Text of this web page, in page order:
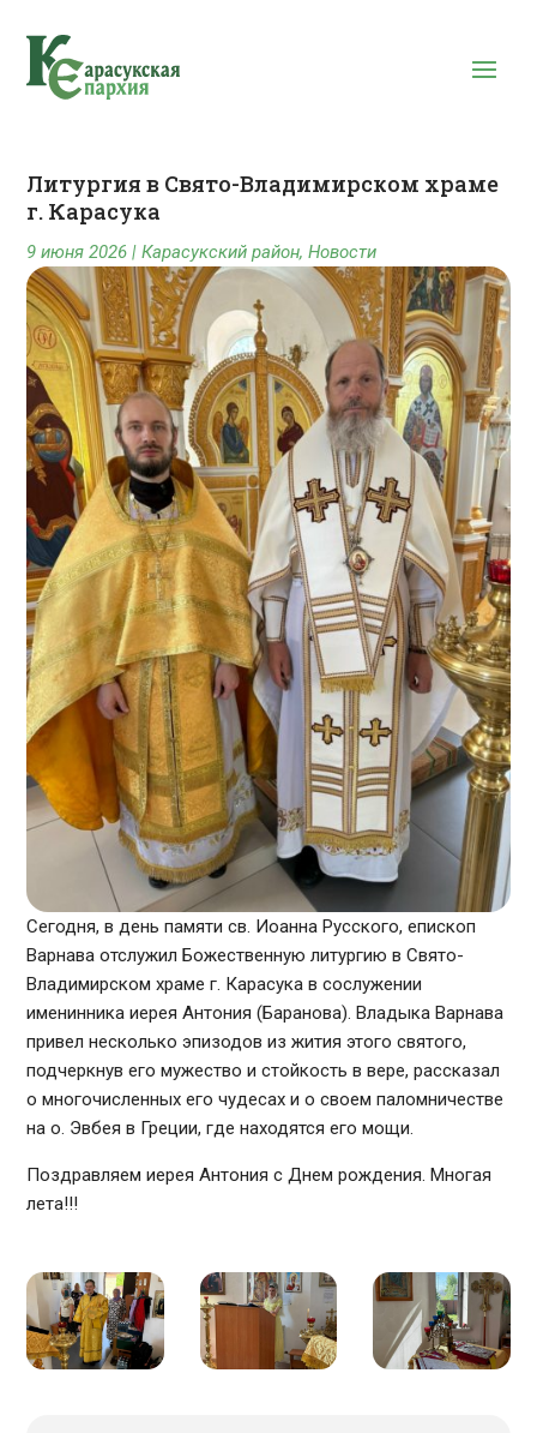
Литургия в Свято-Владимирском храме
г. Карасука
9 июня 2026 |Карасукский район,Новости
Сегодня, в день памяти св. Иоанна Русского, епископ
Варнава отслужил Божественную литургию в Свято-
Владимирском храме г. Карасука в сослужении
именинника иерея Антония (Баранова). Владыка Варнава
привел несколько эпизодов из жития этого святого,
подчеркнув его мужество и стойкость в вере, рассказал
о многочисленных его чудесах и о своем паломничестве
на о. Эвбея в Греции, где находятся его мощи.
Поздравляем иерея Антония с Днем рождения. Многая
лета!!!